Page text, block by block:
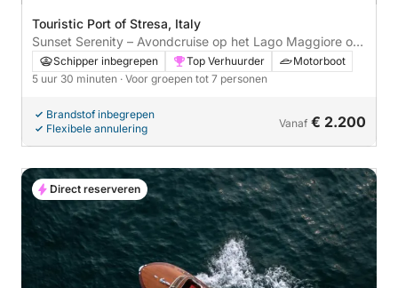
Touristic Port of Stresa, Italy
Sunset Serenity – Avondcruise op het Lago Maggiore op
een Cigarette Racing 28SS
Schipper inbegrepen Top Verhuurder
Motorboot
5 uur 30 minuten · Voor groepen tot 7 personen
Brandstof inbegrepen
Flexibele annulering
Vanaf € 2.200
Direct reserveren